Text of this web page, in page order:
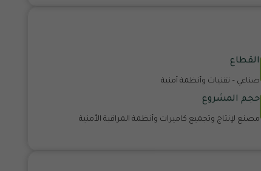
القطاع
صناعي – تقنيات وأنظمة أمنية
حجم المشروع
مصنع لإنتاج وتجميع كاميرات وأنظمة المراقبة الأمنية